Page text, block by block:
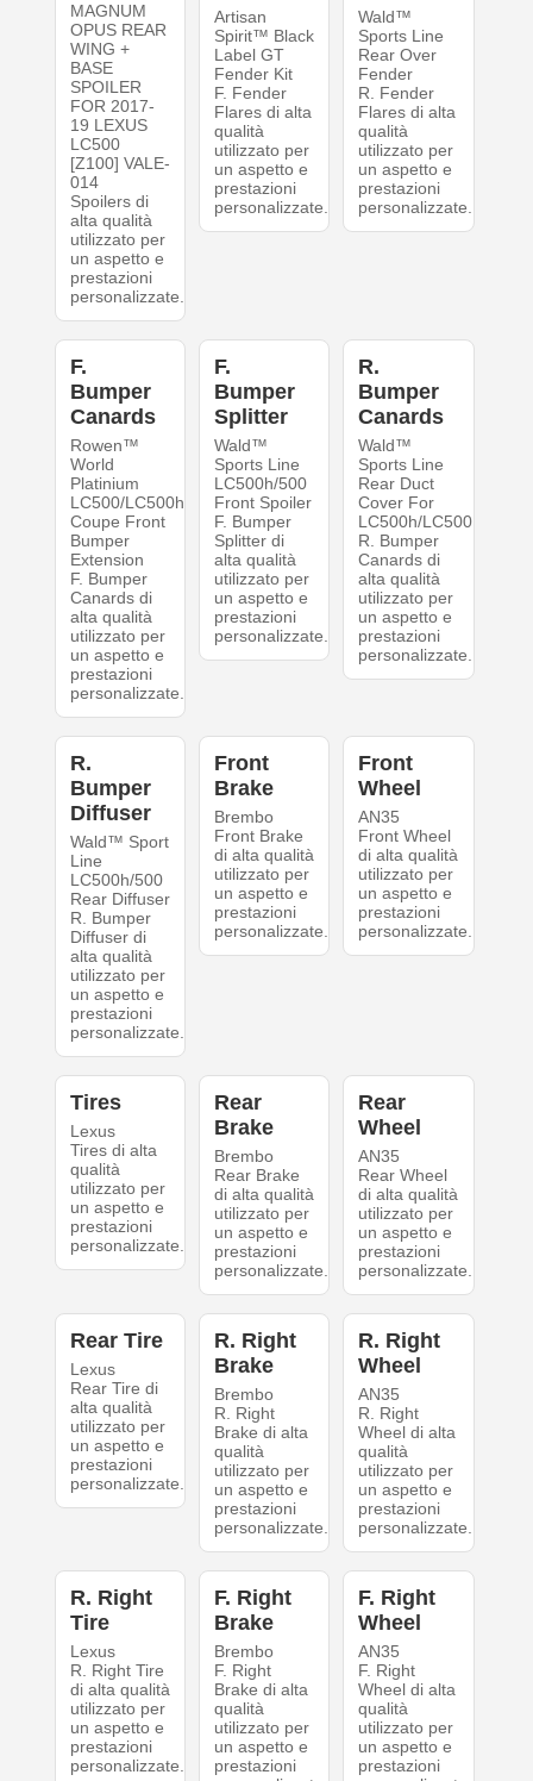
MAGNUM
OPUS REAR
WING +
BASE
SPOILER
FOR 2017-
19 LEXUS
LC500
[Z100] VALE-
014
Spoilers di
alta qualità
utilizzato per
un aspetto e
prestazioni
personalizzate.
Artisan
Spirit™ Black
Label GT
Fender Kit
F. Fender
Flares di alta
qualità
utilizzato per
un aspetto e
prestazioni
personalizzate.
Wald™
Sports Line
Rear Over
Fender
R. Fender
Flares di alta
qualità
utilizzato per
un aspetto e
prestazioni
personalizzate.
F.
Bumper
Canards
Rowen™
World
Platinium
LC500/LC500h
Coupe Front
Bumper
Extension
F. Bumper
Canards di
alta qualità
utilizzato per
un aspetto e
prestazioni
personalizzate.
F.
Bumper
Splitter
Wald™
Sports Line
LC500h/500
Front Spoiler
F. Bumper
Splitter di
alta qualità
utilizzato per
un aspetto e
prestazioni
personalizzate.
R.
Bumper
Canards
Wald™
Sports Line
Rear Duct
Cover For
LC500h/LC500
R. Bumper
Canards di
alta qualità
utilizzato per
un aspetto e
prestazioni
personalizzate.
R.
Bumper
Diffuser
Wald™ Sport
Line
LC500h/500
Rear Diffuser
R. Bumper
Diffuser di
alta qualità
utilizzato per
un aspetto e
prestazioni
personalizzate.
Front
Brake
Brembo
Front Brake
di alta qualità
utilizzato per
un aspetto e
prestazioni
personalizzate.
Front
Wheel
AN35
Front Wheel
di alta qualità
utilizzato per
un aspetto e
prestazioni
personalizzate.
Tires
Lexus
Tires di alta
qualità
utilizzato per
un aspetto e
prestazioni
personalizzate.
Rear
Brake
Brembo
Rear Brake
di alta qualità
utilizzato per
un aspetto e
prestazioni
personalizzate.
Rear
Wheel
AN35
Rear Wheel
di alta qualità
utilizzato per
un aspetto e
prestazioni
personalizzate.
Rear Tire
Lexus
Rear Tire di
alta qualità
utilizzato per
un aspetto e
prestazioni
personalizzate.
R. Right
Brake
Brembo
R. Right
Brake di alta
qualità
utilizzato per
un aspetto e
prestazioni
personalizzate.
R. Right
Wheel
AN35
R. Right
Wheel di alta
qualità
utilizzato per
un aspetto e
prestazioni
personalizzate.
R. Right
Tire
Lexus
R. Right Tire
di alta qualità
utilizzato per
un aspetto e
prestazioni
personalizzate.
F. Right
Brake
Brembo
F. Right
Brake di alta
qualità
utilizzato per
un aspetto e
prestazioni
F. Right
Wheel
AN35
F. Right
Wheel di alta
qualità
utilizzato per
un aspetto e
prestazioni